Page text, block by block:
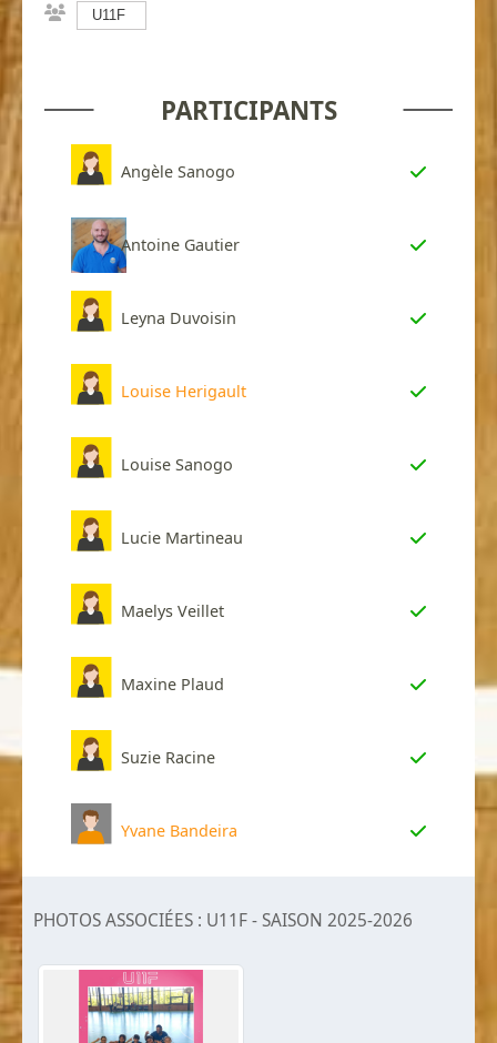
U11F
PARTICIPANTS
Angèle Sanogo
Antoine Gautier
Leyna Duvoisin
Louise Herigault
Louise Sanogo
Lucie Martineau
Maelys Veillet
Maxine Plaud
Suzie Racine
Yvane Bandeira
PHOTOS ASSOCIÉES : U11F - SAISON 2025-2026